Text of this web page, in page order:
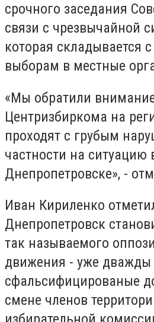
срочного заседания
связи с чрезвычайной
которая складывается
выборам в местные
«Мы обратили
Центризбиркома на
проходят с грубым
частности на ситуацию
Днепропетровске», -
Иван Кириленко
Днепропетровск
так называемого
движения - уже дважды
сфальсифицированые
смене членов